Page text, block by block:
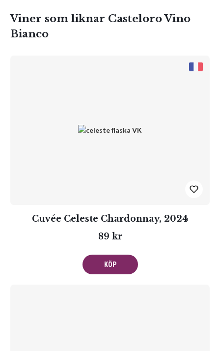
Viner som liknar Casteloro Vino
Bianco
Cuvée Celeste Chardonnay, 2024
89 kr
KÖP